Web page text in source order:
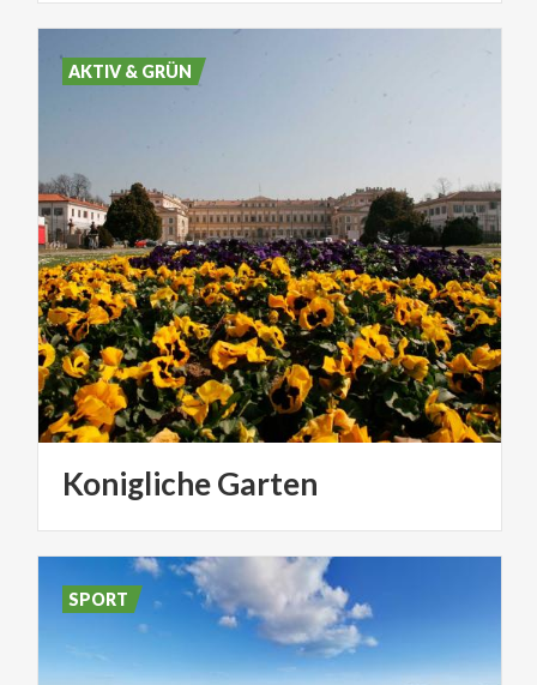
KoniglicheGarten
AKTIV & GRÜN
SPORT